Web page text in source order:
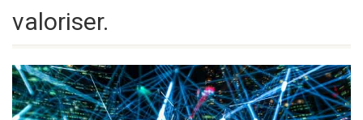
valoriser.